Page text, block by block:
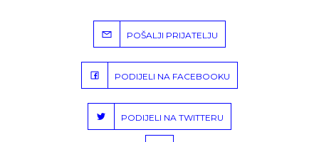
POŠALJI PRIJATELJU
PODIJELI NA FACEBOOKU
PODIJELI NA TWITTERU